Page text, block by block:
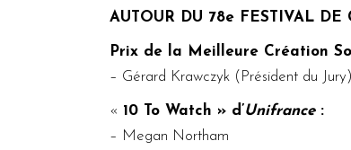
AUTOUR DU 78e FESTIVAL DE
Prix de la Meilleure Création
– Gérard Krawczyk (Président du Jury)
« 10 To Watch » d’Unifrance:
– Megan Northam